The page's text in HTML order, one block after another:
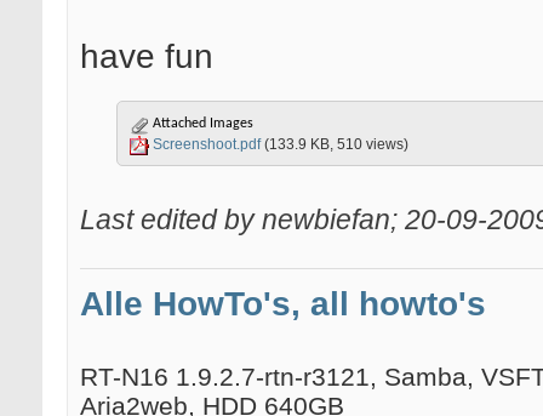
have fun
Attached Images
Screenshoot.pdf (133.9 KB, 510 views)
Last edited by newbiefan; 20-09-
Alle HowTo's, all howto's
RT-N16 1.9.2.7-rtn-r3121, Samba,
Aria2web, HDD 640GB